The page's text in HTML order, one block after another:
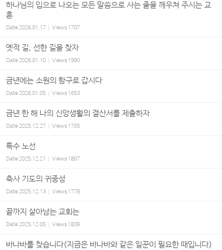
하나님의 입으로 나오는 모든 말씀으로 사는 줄을 깨우쳐 주시는 교
훈
Date2026.01.17 Views 1707
옛적 길, 선한 길을 찾자
Date2026.01.10 Views 1990
금년에는 소원의 항구로 갑시다
Date2026.01.05 Views 1653
금년 한 해 나의 신앙생활의 결산서를 제출하자
Date2025.12.27 Views 1705
특수 노선
Date2025.12.21 Views 1807
축사 기도의 귀중성
Date2025.12.13 Views 1778
끝까지 살아남는 교회는
Date2025.12.05 Views 1839
바나바를 찾습니다(지금은 바나바와 같은 일꾼이 필요한 때입니다)